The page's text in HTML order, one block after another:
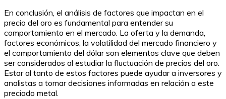
En conclusión, el análisis de factores que impactan en el
precio del oro es fundamental para entender su
comportamiento en el mercado. La oferta y la demanda,
factores económicos, la volatilidad del mercado financiero y
el comportamiento del dólar son elementos clave que deben
ser considerados al estudiar la fluctuación de precios del oro.
Estar al tanto de estos factores puede ayudar a inversores y
analistas a tomar decisiones informadas en relación a este
preciado metal.